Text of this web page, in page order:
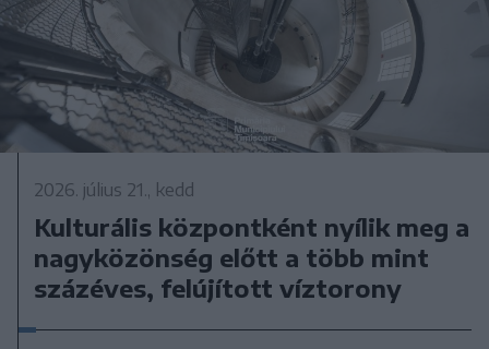
2026. július 21., kedd
Kulturális központként nyílik meg a
nagyközönség előtt a több mint
százéves, felújított víztorony